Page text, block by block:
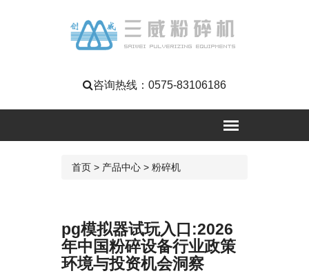
咨询热线： 0575-83106186
首页 > 产品中心 > 粉碎机
pg模拟器试玩入口:2026
年中国粉碎设备行业政策
环境与投资机会洞察